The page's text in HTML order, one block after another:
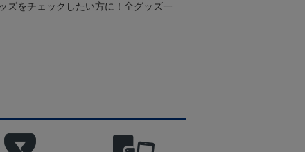
ズをチェックしたい方に！全グッズ一